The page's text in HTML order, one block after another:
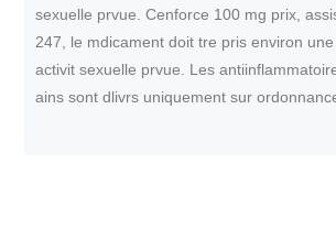
sexuelle prvue. Cenforce 100 mg prix,
247, le mdicament doit tre pris environ
activit sexuelle prvue. Les
ains sont dlivrs uniquement sur